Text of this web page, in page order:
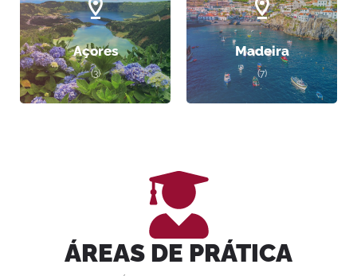
Açores
(3)
Madeira
(7)
ÁREAS DE PRÁTICA